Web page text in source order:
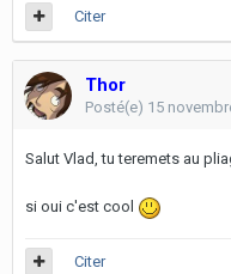
Citer
Thor
Posté(e) 15
Salut Vlad, tu teremets au
si oui c'est cool
Citer